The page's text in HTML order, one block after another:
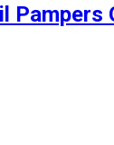
Pampers